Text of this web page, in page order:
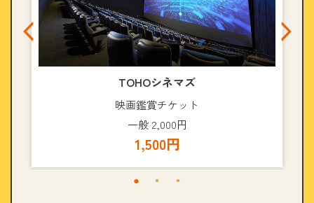
TOHOシネマズ
映画鑑賞チケット
一般 2,000円
1,500円